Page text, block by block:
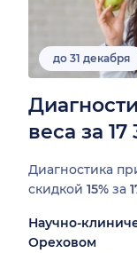
до 31 декабря
веса за
Диагностика
скидкой 15% за
Научно-
Ореховом